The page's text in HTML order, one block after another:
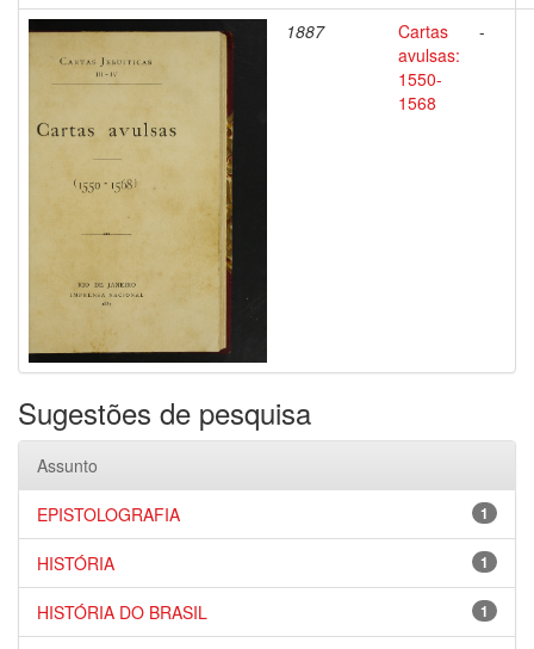
1887
Cartas
avulsas:
1550-
1568
-
Sugestões de pesquisa
Assunto
1
EPISTOLOGRAFIA
1
HISTÓRIA
1
HISTÓRIA DO BRASIL